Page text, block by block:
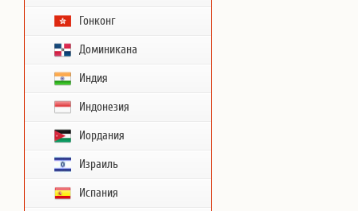
Гонконг
Доминикана
Индия
Индонезия
Иордания
Израиль
Испания